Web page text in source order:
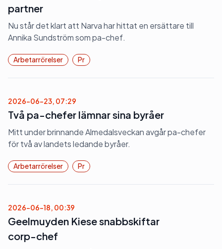
partner
Nu står det klart att Narva har hittat en ersättare till
Annika Sundström som pa-chef.
Arbetarrörelser Pr
2026-06-23, 07:29
Två pa-chefer lämnar sina byråer
Mitt under brinnande Almedalsveckan avgår pa-chefer
för två av landets ledande byråer.
Arbetarrörelser Pr
2026-06-18, 00:39
Geelmuyden Kiese snabbskiftar
corp-chef